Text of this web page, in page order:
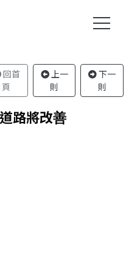
回首
頁
上一
則
下一
則
路將改善